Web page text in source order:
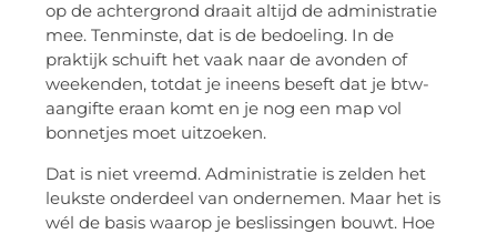
op de achtergrond draait altijd de administratie
mee. Tenminste, dat is de bedoeling. In de
praktijk schuift het vaak naar de avonden of
weekenden, totdat je ineens beseft dat je btw-
aangifte eraan komt en je nog een map vol
bonnetjes moet uitzoeken.
Dat is niet vreemd. Administratie is zelden het
leukste onderdeel van ondernemen. Maar het is
wél de basis waarop je beslissingen bouwt. Hoe